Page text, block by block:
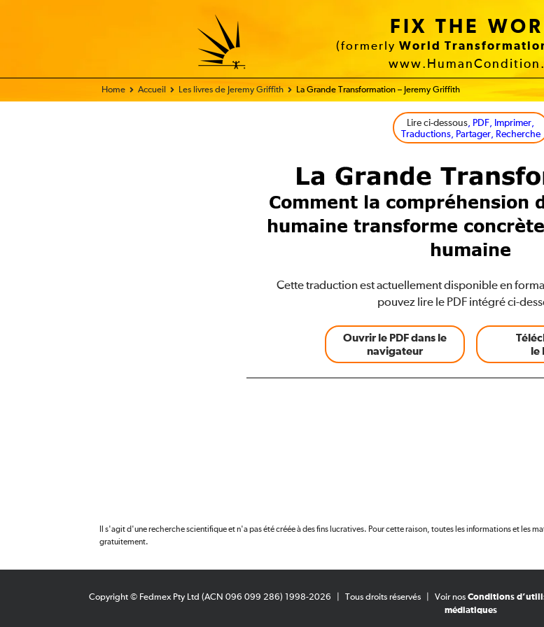
FIX THE
(formerly World
Home - FIX THE WORLD
Accueil Les livres de Jeremy Griffith La Grande Transformation – Jeremy Griffith
Lire ci-dessous, PDF, Imprimer,
Traductions, Partager, Recherche
La Grande
Comment la compréhension
humaine transforme
humaine
Cette traduction est actuellement disponible en
pouvez lire le PDF intégré ci-
Ouvrir le PDF dans le
navigateur
le
Il s'agit d'une recherche scientifique et n'a pas été créée à des fins lucratives. Pour cette raison, toutes les informations et les
gratuitement.
Copyright © Fedmex Pty Ltd (ACN 096 099 286) 1998-2026 Tous droits réservés Voir nos Conditions
médiatiques